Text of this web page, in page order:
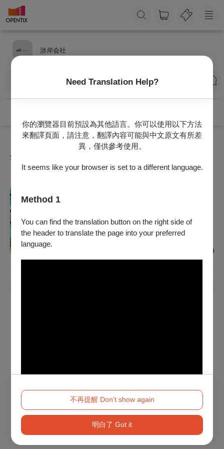
Need Translation Help?
你的瀏覽器目前預設為其他語言。你可以使用以下方法
來翻譯頁面，請注意，翻譯內容可能與中文原文有所差
異，僅供參考使用。
It seems like your browser is set to a different language.
Method 1
You can find the translation button on the right side of
the header to translate the page into your preferred
language.
Method 2
不再提醒 Don't show again
明白了 Got it
涉岸会社
訂閱
全部節目
$1,000 - $2,500